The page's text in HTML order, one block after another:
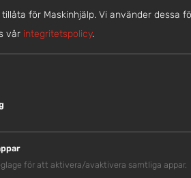
för Maskinhjälp. Vi använder dessa
vår integritetspolicy.
för att aktivera/avaktivera samtliga appar.